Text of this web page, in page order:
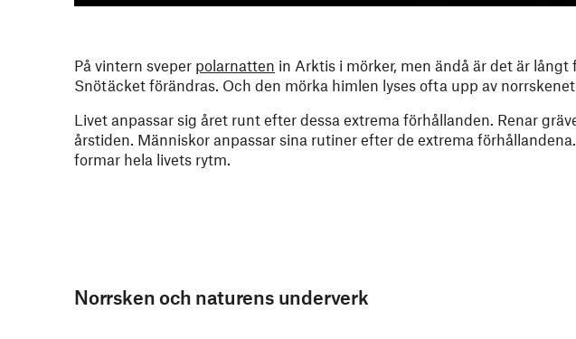
På vintern sveper polarnatten in Arktis i mörker, men ändå är det är
Snötäcket förändras. Och den mörka himlen lyses ofta upp av
Livet anpassar sig året runt efter dessa extrema förhållanden. Renar
årstiden. Människor anpassar sina rutiner efter de extrema
formar hela livets rytm.
Norrsken och naturens underverk